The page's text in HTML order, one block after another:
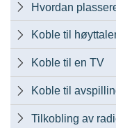
 Hvordan
 Koble til
 Koble til en TV
 Koble til
 Tilkobling av